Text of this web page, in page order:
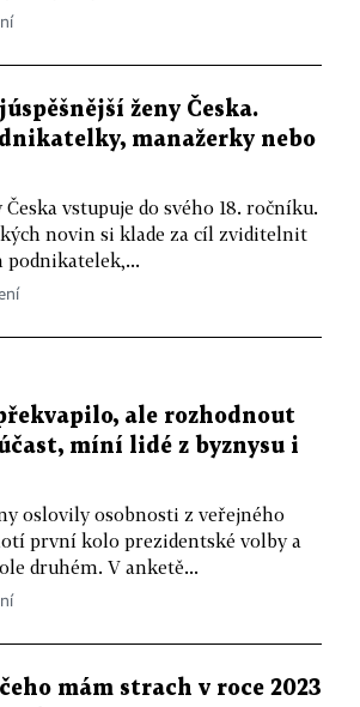
ženy Česka.
manažerky nebo
vstupuje do svého 18. ročníku.
novin si klade za cíl zviditelnit
podnikatelek,...
ale rozhodnout
míní lidé z byznysu i
oslovily osobnosti z veřejného
první kolo prezidentské volby a
druhém. V anketě...
mám strach v roce 2023